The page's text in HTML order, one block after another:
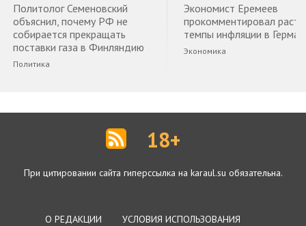
Политолог Семеновский
объяснил, почему РФ не
собирается прекращать
поставки газа в Финляндию
Политика
Экономист Еремеев
прокомментировал
темпы инфляции в
Экономика
18+
При цитировании сайта гиперссылка на karaul.su обязательна.
О РЕДАКЦИИ УСЛОВИЯ ИСПОЛЬЗОВАНИЯ